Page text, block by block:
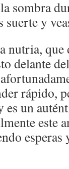
sombra
suerte y
nutria, que
delante
rápido,
un
este